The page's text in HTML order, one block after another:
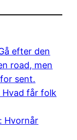
efter den
road, men
sent.
får folk
Hvornår